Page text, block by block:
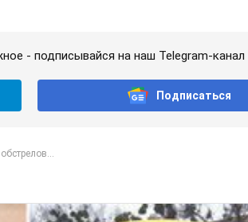
- подписывайся на наш Telegram-канал
Подписаться